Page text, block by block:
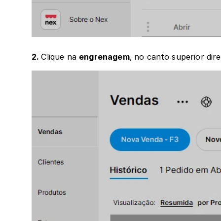
2. Clique na engrenagem, no canto superior